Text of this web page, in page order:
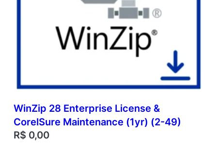
WinZip 28 Enterprise License &
CorelSure Maintenance (1yr) (2-49)
R$ 0,00